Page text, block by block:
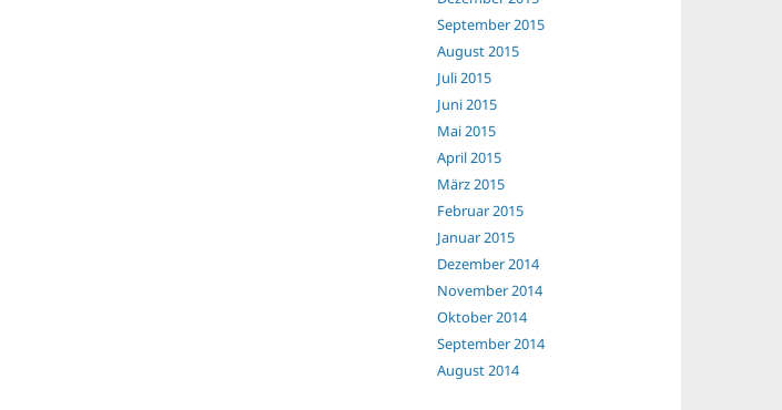
September 2015
August 2015
Juli 2015
Juni 2015
Mai 2015
April 2015
März 2015
Februar 2015
Januar 2015
Dezember 2014
November 2014
Oktober 2014
September 2014
August 2014